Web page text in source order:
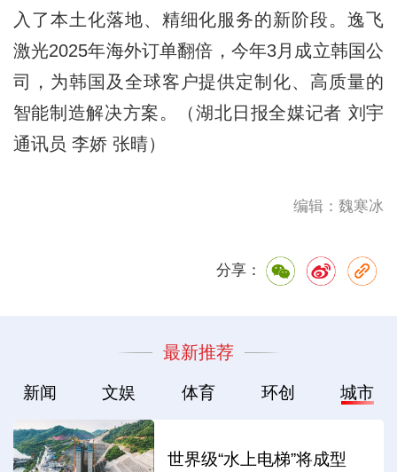
入了本土化落地、精细化服务的新阶段。逸飞
激光2025年海外订单翻倍，今年3月成立韩国公
司，为韩国及全球客户提供定制化、高质量的
智能制造解决方案。（湖北日报全媒记者 刘宇
通讯员 李娇 张晴）
编辑：魏寒冰
分享：
最新推荐
新闻 文娱 体育 环创 城市
世界级“水上电梯”将成型